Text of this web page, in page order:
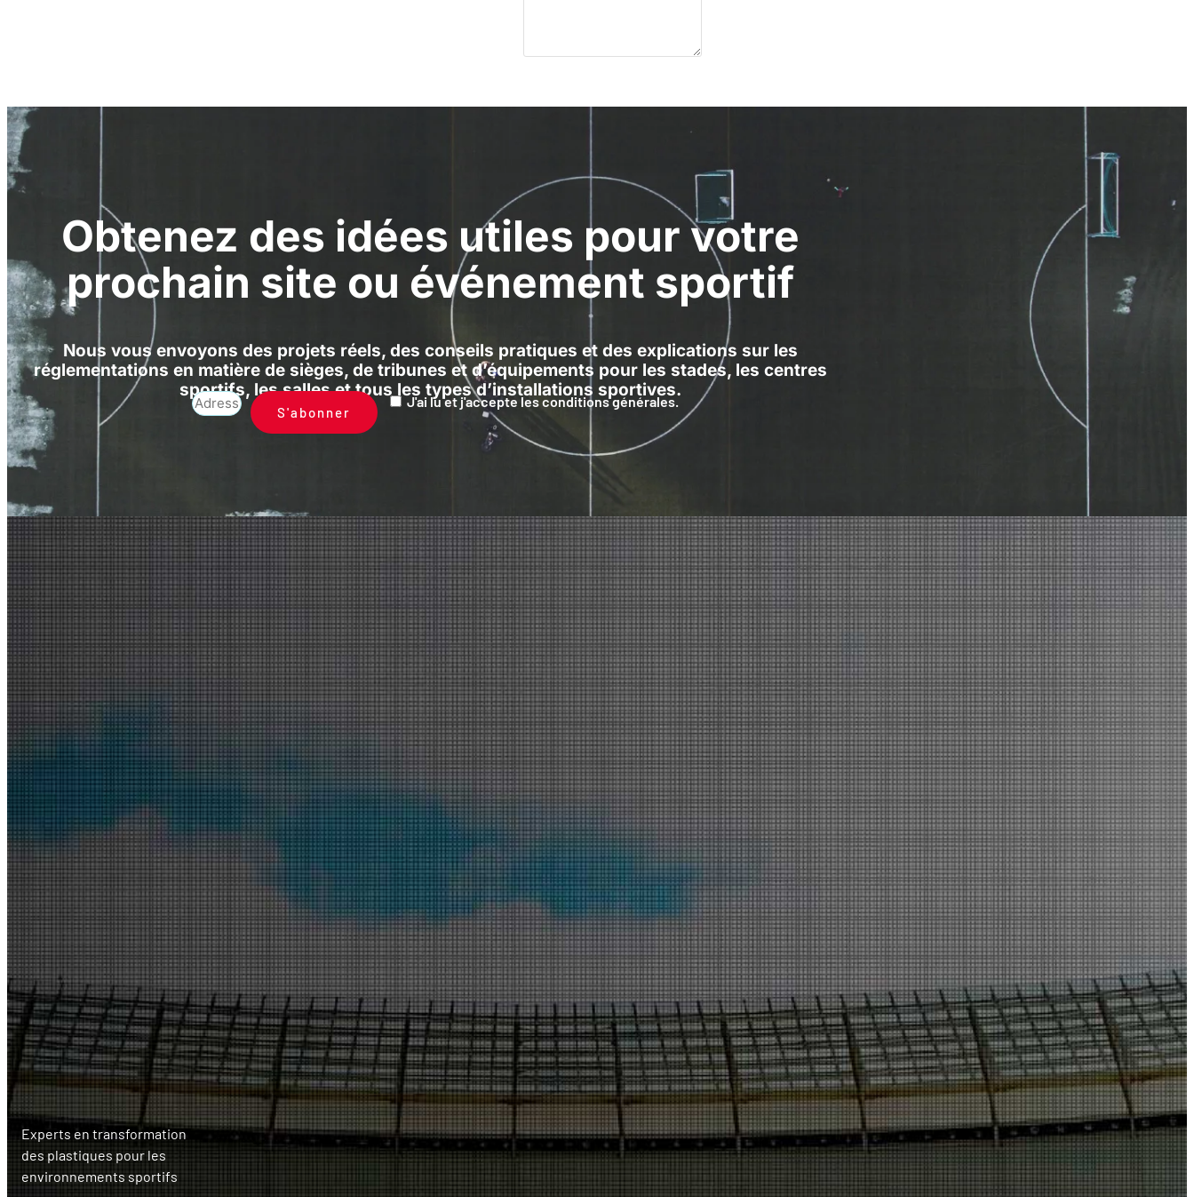
Obtenez des idées utiles pour votre
prochain site ou événement sportif
Nous vous envoyons des projets réels, des conseils pratiques et des explications sur les
réglementations en matière de sièges, de tribunes et d’équipements pour les stades, les centres
sportifs, les salles et tous les types d’installations sportives.
J'ai lu et j'accepte les conditions générales.
S'abonner
Experts en transformation
des plastiques pour les
environnements sportifs